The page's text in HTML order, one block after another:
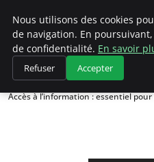
Accueil
Politiques
Accès à l’information : essentiel
Nous utilisons des cookies
de navigation. En
de confidentialité. En savoir
Refuser Accepter